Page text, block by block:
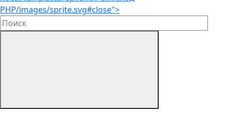
PHP/images/sprite.svg#close">